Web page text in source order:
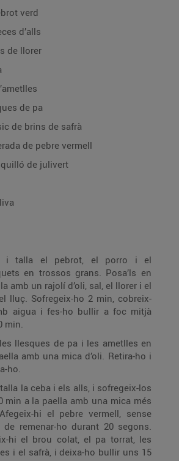
verd
d’alls
de llorer
de pa
de brins de safrà
de pebre vermell
de julivert
i talla el pebrot, el porro i el
en trossos grans. Posa’ls en
amb un rajolí d’oli, sal, el llorer i el
aigua i fes-ho bullir a foc mitjà
min.
llesques de pa i les ametlles en
amb una mica d’oli. Retira-ho i
ho.
la ceba i els alls, i sofregeix-los
amb una mica més
hi el pebre vermell, sense
de remenar-ho durant 20 segons.
el brou colat, el pa torrat, les
i el safrà, i deixa-ho bullir uns 15